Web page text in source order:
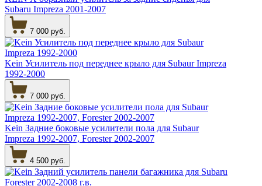
Subaru Impreza 2001-2007
7 000 руб.
Kein Усилитель под переднее крыло для Subaur Impreza
1992-2000
7 000 руб.
Kein Задние боковые усилители пола для Subaur
Impreza 1992-2007, Forester 2002-2007
4 500 руб.